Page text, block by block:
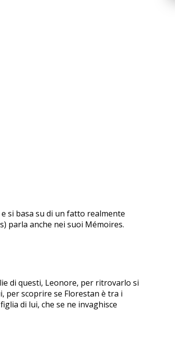
si basa su di un fatto realmente
parla anche nei suoi Mémoires.
di questi, Leonore, per ritrovarlo si
per scoprire se Florestan è tra i
di lui, che se ne invaghisce